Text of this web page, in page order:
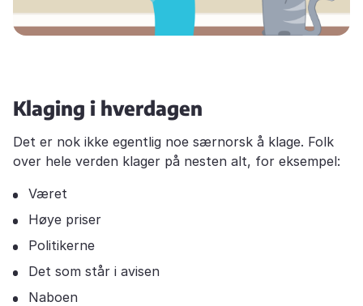
Klaging i hverdagen
Det er nok ikke egentlig noe særnorsk å klage. Folk
over hele verden klager på nesten alt, for eksempel:
Været
Høye priser
Politikerne
Det som står i avisen
Naboen